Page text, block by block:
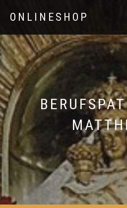
ONLINESHOP